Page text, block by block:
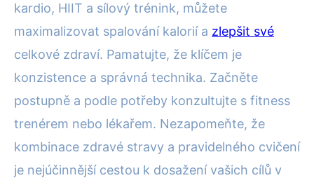
kardio, HIIT a sílový trénink, můžete
maximalizovat spalování kalorií a zlepšit své
celkové zdraví. Pamatujte, že klíčem je
konzistence a správná technika. Začněte
postupně a podle potřeby konzultujte s fitness
trenérem nebo lékařem. Nezapomeňte, že
kombinace zdravé stravy a pravidelného cvičení
je nejúčinnější cestou k dosažení vašich cílů v